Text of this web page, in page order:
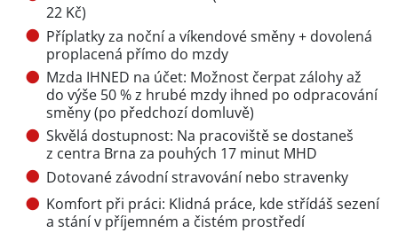
22 Kč)
Příplatky za noční a víkendové směny + dovolená
proplacená přímo do mzdy
Mzda IHNED na účet: Možnost čerpat zálohy až
do výše 50 % z hrubé mzdy ihned po odpracování
směny (po předchozí domluvě)
Skvělá dostupnost: Na pracoviště se dostaneš
z centra Brna za pouhých 17 minut MHD
Dotované závodní stravování nebo stravenky
Komfort při práci: Klidná práce, kde střídáš sezení
a stání v příjemném a čistém prostředí